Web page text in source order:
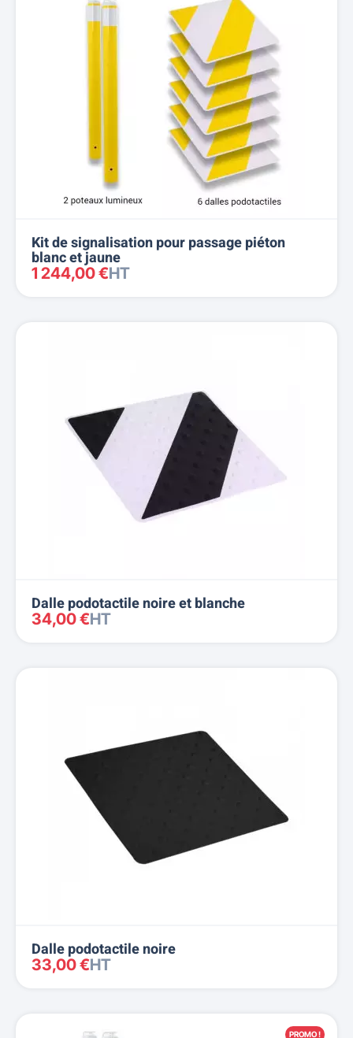
Kit de signalisation pour passage piéton
blanc et jaune
1 244,00 €HT
Dalle podotactile noire et blanche
34,00 €HT
Dalle podotactile noire
33,00 €HT
PROMO !